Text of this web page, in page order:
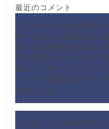
最近のコメント
【グローバル資産運用
円で安心した老後資金を
個人年金保険の取り扱い
ア教育移住のマイプロパ
様のインターナショナル
レーシア教育移住サポー
News より
【グローバル資産運用